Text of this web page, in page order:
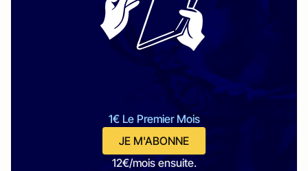
1€ Le Premier Mois
JE M'ABONNE
12€/mois ensuite.